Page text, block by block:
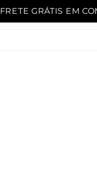
FRETE GRÁTIS EM